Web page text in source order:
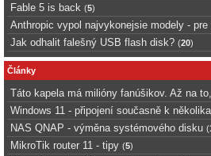
Fable 5 is back (5)
Anthropic vypol najvykonejsie modely -
Jak odhalit falešný USB flash disk? (20)
Články
Táto kapela má milióny fanúšikov. Až na
Windows 11 - připojení současně k
NAS QNAP - výměna systémového disku (
MikroTik router 11 - tipy (5)